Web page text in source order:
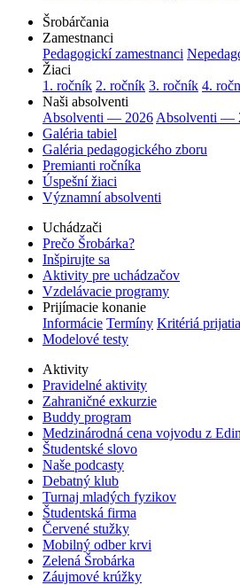
Šrobárčania
Zamestnanci
Pedagogickí zamestnanci
Žiaci
1. ročník 2. ročník 3. ročník 4.
Naši absolventi
Absolventi — 2026 Absolventi —
Galéria tabiel
Galéria pedagogického zboru
Premianti ročníka
Úspešní žiaci
Významní absolventi
Uchádzači
Prečo Šrobárka?
Inšpirujte sa
Aktivity pre uchádzačov
Vzdelávacie programy
Prijímacie konanie
Informácie Termíny Kritériá prijatia
Modelové testy
Aktivity
Pravidelné aktivity
Zahraničné exkurzie
Buddy program
Medzinárodná cena vojvodu z
Študentské slovo
Naše podcasty
Debatný klub
Turnaj mladých fyzikov
Študentská firma
Červené stužky
Mobilný odber krvi
Zelená Šrobárka
Záujmové krúžky